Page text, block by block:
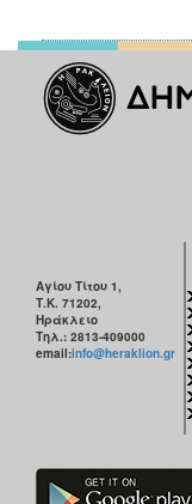
Αγίου Τίτου 1,
Τ.Κ. 71202,
Ηράκλειο
Τηλ.: 2813-409000
email:info@heraklion.gr